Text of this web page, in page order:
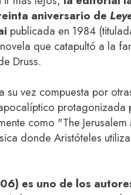
aniversario de
publicada en 1984
que catapultó a la
Druss.
su vez compuesta por
protagonizada
como "The
donde Aristóteles
es uno de los